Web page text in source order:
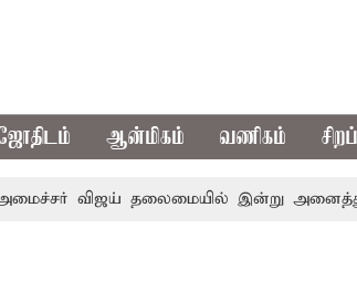
ஆன்மிகம் வணிகம்
விஜய் தலைமையில் இன்று அனைத்து கட்சி